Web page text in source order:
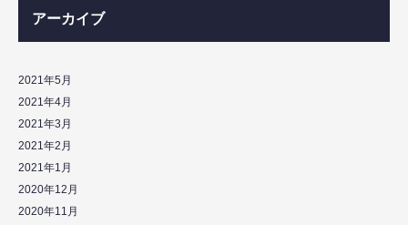
アーカイブ
2021年5月
2021年4月
2021年3月
2021年2月
2021年1月
2020年12月
2020年11月